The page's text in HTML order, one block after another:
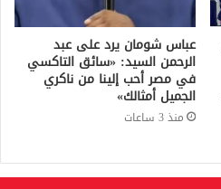
عباس شومان يرد على عبد
الرحمن السيد: «سائق التاكسي
في مصر أحب إلينا من ناكري
الجميل أمثالك»
منذ 3 ساعات